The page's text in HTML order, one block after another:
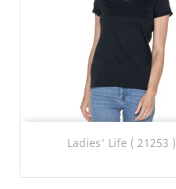
Ladies' Life ( 21253 )